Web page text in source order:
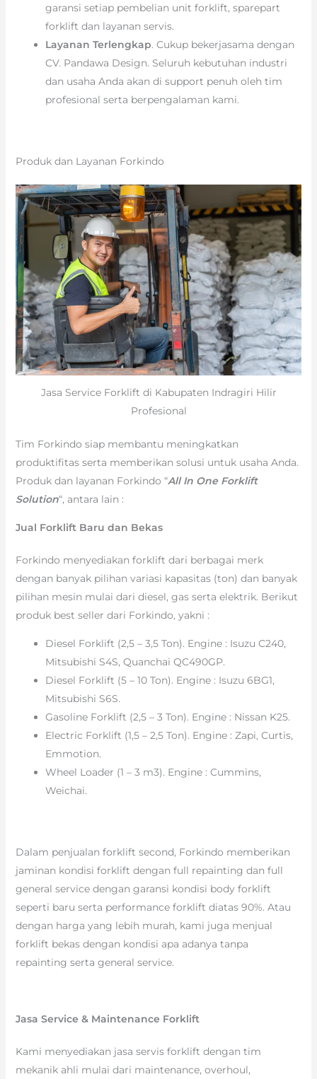
garansi setiap pembelian unit forklift, sparepart
forklift dan layanan servis.
Layanan Terlengkap. Cukup bekerjasama dengan
CV. Pandawa Design. Seluruh kebutuhan industri
dan usaha Anda akan di support penuh oleh tim
profesional serta berpengalaman kami.
Produk dan Layanan Forkindo
Jasa Service Forklift di Kabupaten Indragiri Hilir
Profesional
Tim Forkindo siap membantu meningkatkan
produktifitas serta memberikan solusi untuk usaha Anda.
Produk dan layanan Forkindo “All In One Forklift
Solution“, antara lain :
Jual Forklift Baru dan Bekas
Forkindo menyediakan forklift dari berbagai merk
dengan banyak pilihan variasi kapasitas (ton) dan banyak
pilihan mesin mulai dari diesel, gas serta elektrik. Berikut
produk best seller dari Forkindo, yakni :
Diesel Forklift (2,5 – 3,5 Ton). Engine : Isuzu C240,
Mitsubishi S4S, Quanchai QC490GP.
Diesel Forklift (5 – 10 Ton). Engine : Isuzu 6BG1,
Mitsubishi S6S.
Gasoline Forklift (2,5 – 3 Ton). Engine : Nissan K25.
Electric Forklift (1,5 – 2,5 Ton). Engine : Zapi, Curtis,
Emmotion.
Wheel Loader (1 – 3 m3). Engine : Cummins,
Weichai.
Dalam penjualan forklift second, Forkindo memberikan
jaminan kondisi forklift dengan full repainting dan full
general service dengan garansi kondisi body forklift
seperti baru serta performance forklift diatas 90%. Atau
dengan harga yang lebih murah, kami juga menjual
forklift bekas dengan kondisi apa adanya tanpa
repainting serta general service.
Jasa Service & Maintenance Forklift
Kami menyediakan jasa servis forklift dengan tim
mekanik ahli mulai dari maintenance, overhoul,